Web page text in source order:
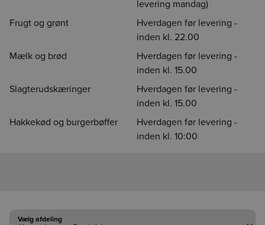
levering mandag)
Frugt og grønt
Hverdagen før levering -
inden kl. 22.00
Mælk og brød
Hverdagen før levering -
inden kl. 15.00
Slagterudskæringer
Hverdagen før levering -
inden kl. 15.00
Hakkekød og burgerbøffer
Hverdagen før levering -
inden kl. 10:00
Vælg afdeling
Vælg afdeling